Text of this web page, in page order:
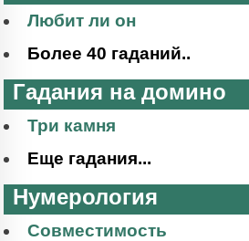
Любит ли он
Более 40 гаданий..
Гадания на домино
Три камня
Еще гадания...
Нумерология
Совместимость